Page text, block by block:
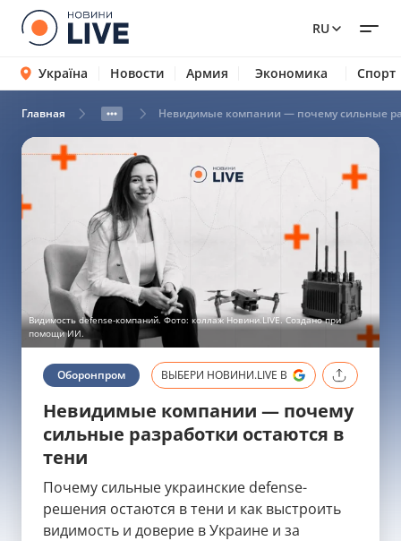
RU
Україна Новости Армия Экономика Спорт
Главная Невидимые компании — почему сильные
Оборонпром ВЫБЕРИ НОВИНИ.LIVE В
Невидимые компании — почему
сильные разработки остаются в
тени
Почему сильные украинские defense-
решения остаются в тени и как выстроить
видимость и доверие в Украине и за
Видимость defense-компаний. Фото: коллаж Новини.LIVE. Создано при
помощи ИИ.